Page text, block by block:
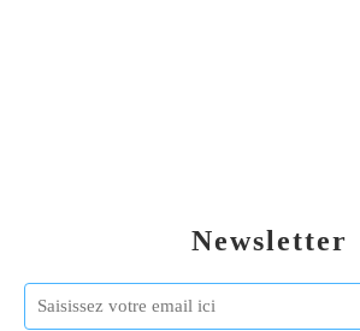
Newsletter